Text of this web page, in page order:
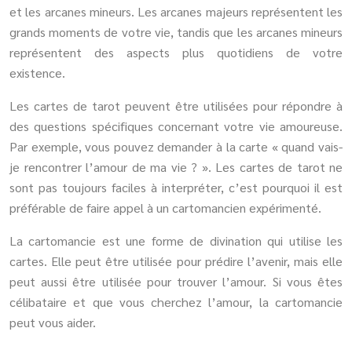
et les arcanes mineurs. Les arcanes majeurs représentent les
grands moments de votre vie, tandis que les arcanes mineurs
représentent des aspects plus quotidiens de votre
existence.
Les cartes de tarot peuvent être utilisées pour répondre à
des questions spécifiques concernant votre vie amoureuse.
Par exemple, vous pouvez demander à la carte « quand vais-
je rencontrer l’amour de ma vie ? ». Les cartes de tarot ne
sont pas toujours faciles à interpréter, c’est pourquoi il est
préférable de faire appel à un cartomancien expérimenté.
La cartomancie est une forme de divination qui utilise les
cartes. Elle peut être utilisée pour prédire l’avenir, mais elle
peut aussi être utilisée pour trouver l’amour. Si vous êtes
célibataire et que vous cherchez l’amour, la cartomancie
peut vous aider.